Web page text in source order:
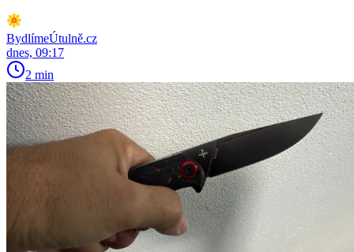
BydlímeÚtulně.cz
dnes, 09:17
2 min